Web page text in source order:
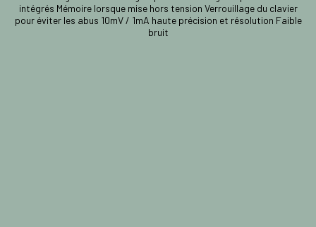
intégrés Mémoire lorsque mise hors tension Verrouillage du clavier
pour éviter les abus 10mV / 1mA haute précision et résolution Faible
bruit